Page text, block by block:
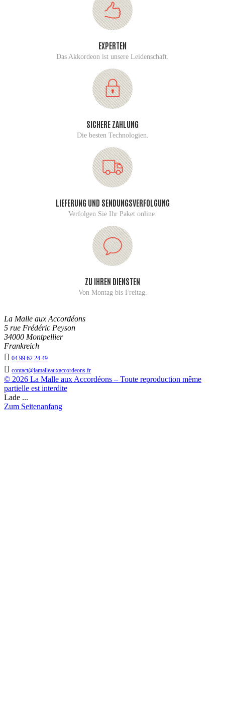
EXPERTEN
Das Akkordeon ist unsere Leidenschaft.
SICHERE ZAHLUNG
Die besten Technologien.
LIEFERUNG UND SENDUNGSVERFOLGUNG
Verfolgen Sie Ihr Paket online.
ZU IHREN DIENSTEN
Von Montag bis Freitag.
La Malle aux Accordéons
5 rue Frédéric Peyson
34000 Montpellier
Frankreich
 04 99 62 24 49
 contact@lamalleauxaccordeons.fr
© 2026 La Malle aux Accordéons – Toute reproduction même
partielle est interdite
Lade ...
Zum Seitenanfang